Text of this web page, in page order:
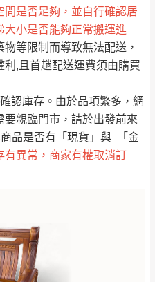
間是否足夠，並自行確認居
大小是否能夠正常搬運進
物等限制而導致無法配送，
,且首趟配送運費須由購買
認庫存。由於品項繁多，網
要親臨門市，請於出發前來
品是否有「現貨」與 「金
有異常，商家有權取消訂
峨眉鄉、五峰鄉、
橫山、北埔鄉、尖
石鄉、寶山鄉山
區、新埔山區、芎
里
無
確認訂單。
@dershin）
貨 ，若未詢問下單後無
或E-Mail與您聯絡
ine ID → @dershin）
基隆，南至苗栗，偏遠
(詳見運送規章)。
暫不開放，如因特殊
鎮、村)、樓梯太小、無
導致無法配送，
安全，賣家無提供吊掛